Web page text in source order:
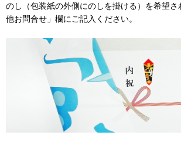
のし（包装紙の外側にのしを掛ける）を希望
他お問合せ」欄にご記入ください。